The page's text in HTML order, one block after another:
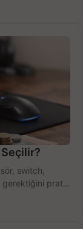
switch,
gerektiğini pratik